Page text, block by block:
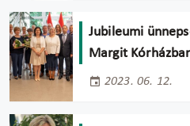
Jubileumi
Margit
2023. 06. 12.